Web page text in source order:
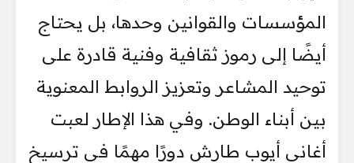
المؤسسات والقوانين وحدها، بل يحتاج
أيضًا إلى رموز ثقافية وفنية قادرة على
توحيد المشاعر وتعزيز الروابط المعنوية
بين أبناء الوطن. وفي هذا الإطار لعبت
أغاني أيوب طارش دورًا مهمًا في ترسيخ